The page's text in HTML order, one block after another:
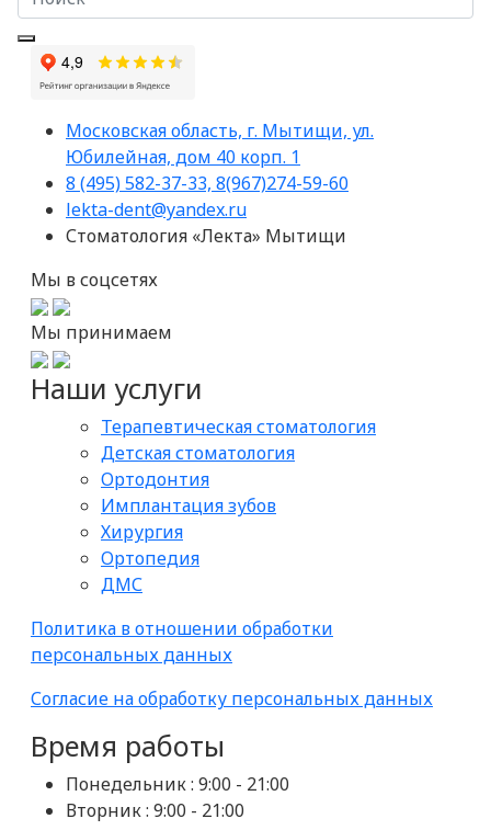
Московская область, г. Мытищи, ул.
Юбилейная, дом 40 корп. 1
8 (495) 582-37-33, 8(967)274-59-60
lekta-dent@yandex.ru
Стоматология «Лекта» Мытищи
Мы в соцсетях
Мы принимаем
Наши услуги
Терапевтическая стоматология
Детская стоматология
Ортодонтия
Имплантация зубов
Хирургия
Ортопедия
ДМС
Политика в отношении обработки
персональных данных
Согласие на обработку персональных данных
Время работы
Понедельник : 9:00 - 21:00
Вторник : 9:00 - 21:00